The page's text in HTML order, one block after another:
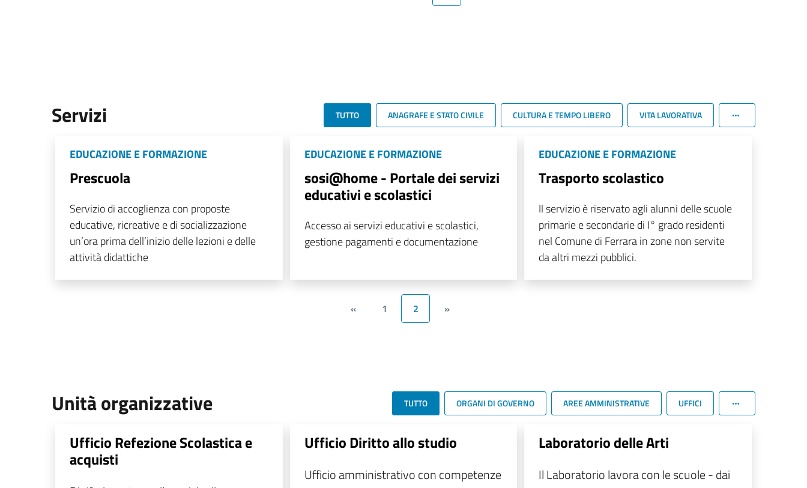
Servizi TUTTO ANAGRAFE E STATO CIVILE CULTURA E TEMPO LIBERO VITA LAVORATIVA
EDUCAZIONE E FORMAZIONE
Prescuola
Servizio di accoglienza con proposte
educative, ricreative e di socializzazione
un’ora prima dell’inizio delle lezioni e delle
attività didattiche
EDUCAZIONE E FORMAZIONE
sosi@home - Portale dei servizi
educativi e scolastici
Accesso ai servizi educativi e scolastici,
gestione pagamenti e documentazione
EDUCAZIONE E FORMAZIONE
Trasporto scolastico
Il servizio è riservato agli alunni delle scuole
primarie e secondarie di I° grado residenti
nel Comune di Ferrara in zone non servite
da altri mezzi pubblici.
« 1 2 »
Unità organizzative TUTTO ORGANI DI GOVERNO AREE AMMINISTRATIVE UFFICI
Ufficio Refezione Scolastica e
acquisti
Ufficio Diritto allo studio
Ufficio amministrativo con competenze
Laboratorio delle Arti
Il Laboratorio lavora con le scuole - dai